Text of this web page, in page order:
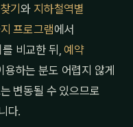
기와 지하철역별
프로그램에서
를 비교한 뒤,예약
하는 분도 어렵지 않게
변동될 수 있으므로
다.